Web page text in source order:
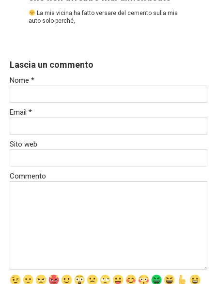
La mia vicina ha fatto versare del cemento sulla mia
auto solo perché,
Lascia un commento
Nome *
Email *
Sito web
Commento